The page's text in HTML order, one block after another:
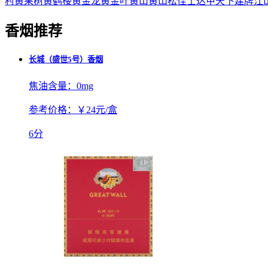
香烟推荐
长城（盛世5号）香烟
焦油含量： 0mg
参考价格： ￥24元/盒
6分